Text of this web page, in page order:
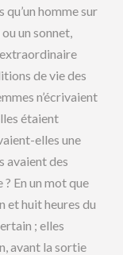
homme sur
un sonnet,
extraordinaire
de vie des
n’écrivaient
étaient
elles une
avaient des
En un mot que
et huit heures du
; elles
avant la sortie